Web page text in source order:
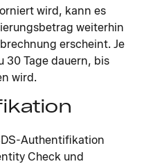
wird, kann es
weiterhin
erscheint. Je
30 Tage dauern, bis
wird.
Authentifikation
Check und